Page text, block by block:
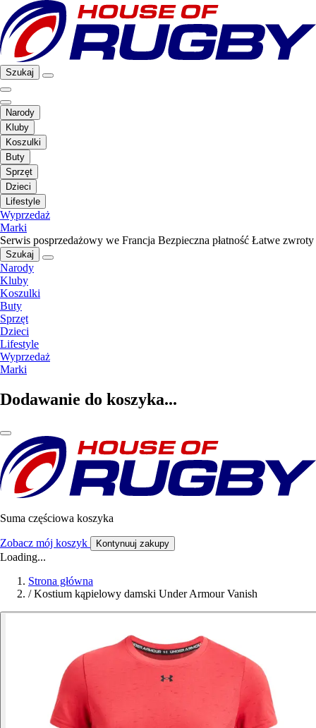
Szukaj
Narody
Kluby
Koszulki
Buty
Sprzęt
Dzieci
Lifestyle
Wyprzedaż
Marki
Serwis posprzedażowy we Francja Bezpieczna płatność Łatwe zwroty
Szukaj
Narody
Kluby
Koszulki
Buty
Sprzęt
Dzieci
Lifestyle
Wyprzedaż
Marki
Dodawanie do koszyka...
Suma częściowa koszyka
Zobacz mój koszyk Kontynuuj zakupy
Loading...
Strona główna
/ Kostium kąpielowy damski Under Armour Vanish